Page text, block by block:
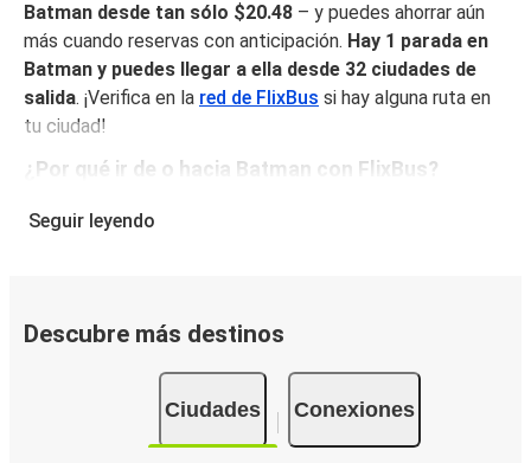
Batman desde tan sólo $20.48 – y puedes ahorrar aún
más cuando reservas con anticipación. Hay 1 parada en
Batman y puedes llegar a ella desde 32 ciudades de
salida. ¡Verifica en la red de FlixBus si hay alguna ruta en
tu ciudad!
¿Por qué ir de o hacia Batman con FlixBus?
FlixBus combina precios bajos con comodidad para
enchufes. Escoge tu asiento favorito al reservar y viaja
equipaje de mano y una pieza de equipaje facturado.
autobús desde o hacia Batman
Seguir leyendo
Descubre más destinos
Ciudades Conexiones